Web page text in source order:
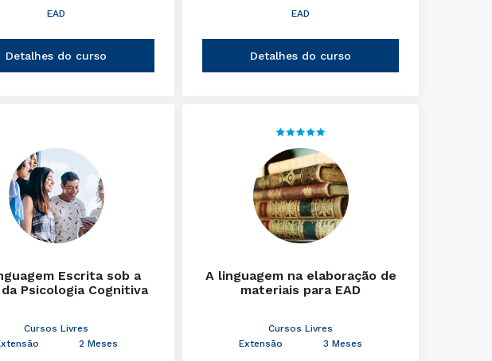
EAD
Detalhes do curso
EAD
Detalhes do curso
Escrita sob a
Psicologia Cognitiva
Cursos Livres
2 Meses
A linguagem na elaboração de
materiais para EAD
Cursos Livres
Extensão
3 Meses